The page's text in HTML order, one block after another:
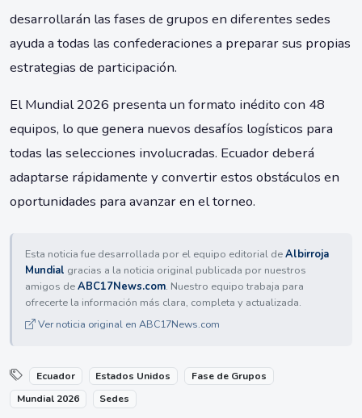
desarrollarán las fases de grupos en diferentes sedes
ayuda a todas las confederaciones a preparar sus propias
estrategias de participación.
El Mundial 2026 presenta un formato inédito con 48
equipos, lo que genera nuevos desafíos logísticos para
todas las selecciones involucradas. Ecuador deberá
adaptarse rápidamente y convertir estos obstáculos en
oportunidades para avanzar en el torneo.
Esta noticia fue desarrollada por el equipo editorial deAlbirroja
Mundial gracias a la noticia original publicada por nuestros
amigos deABC17News.com. Nuestro equipo trabaja para
ofrecerte la información más clara, completa y actualizada.
Ver noticia original en ABC17News.com
Ecuador Estados Unidos
Fase de Grupos
Mundial 2026
Sedes